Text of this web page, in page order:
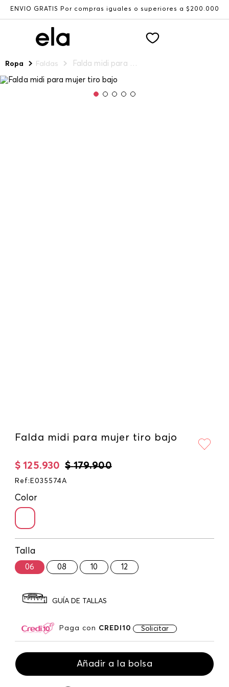
ENVÍO GRATIS Por compras iguales o superiores a $200.000
Ropa Faldas Falda midi para mujer tiro bajo
Falda midi para mujer tiro bajo
$ 179.900
$ 125.930
Ref : E035574A
Color
Talla
06 08 10 12
GUÍA DE TALLAS
Paga con CREDI10 Solicitar
Añadir a la bolsa